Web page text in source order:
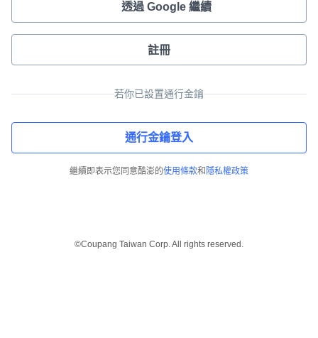
透過 Google 繼續
註冊
若你已設置通行金鑰
通行金鑰登入
繼續即表示您同意酷澎的使用條款和 隱私權政策
©Coupang Taiwan Corp. All rights reserved.